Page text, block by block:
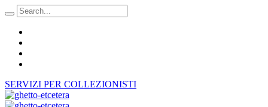
SERVIZI PER COLLEZIONISTI